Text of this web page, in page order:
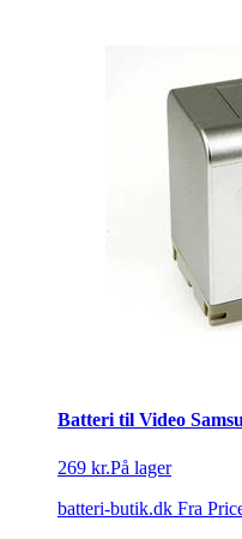
Batteri til Video
269 kr.På lager
batteri-butik.dk Fra